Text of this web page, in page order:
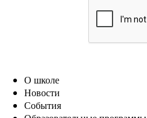
О школе
Новости
События